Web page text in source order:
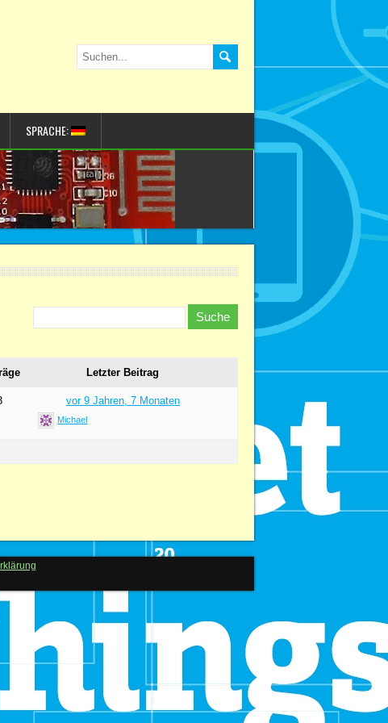
SPRACHE:
Letzter Beitrag
vor 9 Jahren, 7 Monaten
Michael